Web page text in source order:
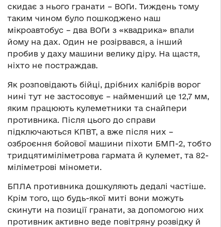
скидає з нього гранати – ВОГи. Тиждень тому
таким чином було пошкоджено наш
мікроавтобус – два ВОГи з «квадрика» впали
йому на дах. Один не розірвався, а інший
пробив у даху машини велику діру. На щастя,
ніхто не постраждав.
Як розповідають бійці, дрібних калібрів ворог
нині тут не застосовує – найменший це 12,7 мм,
яким працюють кулеметники та снайпери
противника. Після цього до справи
підключаються КПВТ, а вже після них –
озброєння бойової машини піхоти БМП-2, тобто
тридцятиміліметрова гармата й кулемет, та 82-
міліметрові міномети.
БПЛА противника дошкуляють дедалі частіше.
Крім того, що будь-якої миті вони можуть
скинути на позиції гранати, за допомогою них
противник активно веде повітряну розвідку й